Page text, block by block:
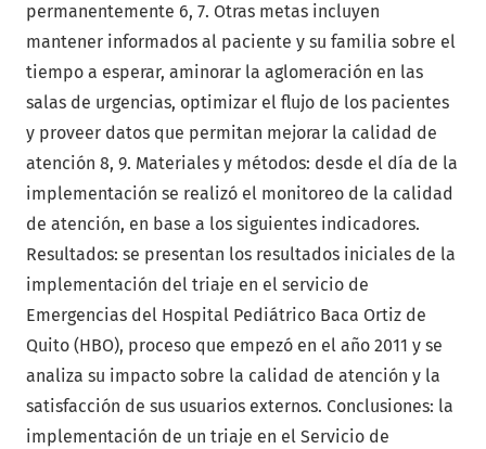
permanentemente 6, 7. Otras metas incluyen
mantener informados al paciente y su familia sobre el
tiempo a esperar, aminorar la aglomeración en las
salas de urgencias, optimizar el flujo de los pacientes
y proveer datos que permitan mejorar la calidad de
atención 8, 9. Materiales y métodos: desde el día de la
implementación se realizó el monitoreo de la calidad
de atención, en base a los siguientes indicadores.
Resultados: se presentan los resultados iniciales de la
implementación del triaje en el servicio de
Emergencias del Hospital Pediátrico Baca Ortiz de
Quito (HBO), proceso que empezó en el año 2011 y se
analiza su impacto sobre la calidad de atención y la
satisfacción de sus usuarios externos. Conclusiones: la
implementación de un triaje en el Servicio de